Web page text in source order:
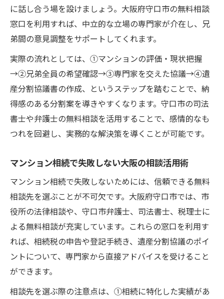
に話し合う場を設けましょう。大阪府守口市の無料相談
窓口を利用すれば、中立的な立場の専門家が介在し、兄
弟間の意見調整をサポートしてくれます。
実際の流れとしては、①マンションの評価・現状把握
→②兄弟全員の希望確認→③専門家を交えた協議→④遺
産分割協議書の作成、というステップを踏むことで、納
得感のある分割案を導きやすくなります。守口市の司法
書士や弁護士の無料相談を活用することで、感情的なも
つれを回避し、実務的な解決策を導くことが可能です。
マンション相続で失敗しない大阪の相談活用術
マンション相続で失敗しないためには、信頼できる無料
相談先を選ぶことが不可欠です。大阪府守口市では、市
役所の法律相談や、守口市弁護士、司法書士、税理士に
よる無料相談が充実しています。これらの窓口を利用す
れば、相続税の申告や登記手続き、遺産分割協議のポイ
ントについて、専門家から直接アドバイスを受けること
ができます。
相談先を選ぶ際の注意点は、①相続に特化した実績があ